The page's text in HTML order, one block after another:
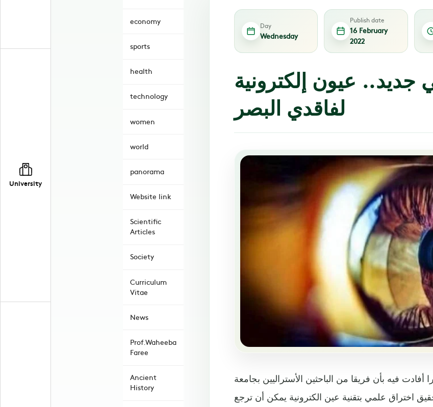
University
economy
sports
health
technology
women
world
panorama
Website link
Scientific
Articles
Society
Curriculum
Vitae
News
Prof.Waheeba
Faree
Ancient
History
Day
Wednesday
Publish date
16 February
2022
جديد.. عيون إلكترونية
لفاقدي البصر
فيه بأن فريقا من الباحثين الأستراليين بجامعة
اختراق علمي بتقنية عين الكترونية يمكن أن ترجع